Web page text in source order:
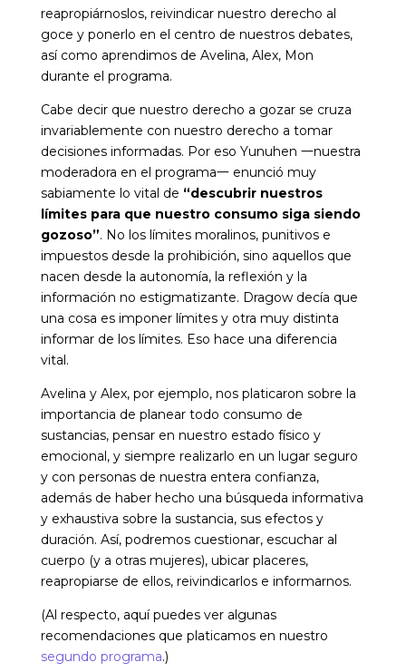
reapropiárnoslos, reivindicar nuestro derecho al
goce y ponerlo en el centro de nuestros debates,
así como aprendimos de Avelina, Alex, Mon
durante el programa.
Cabe decir que nuestro derecho a gozar se cruza
invariablemente con nuestro derecho a tomar
decisiones informadas. Por eso Yunuhen 一nuestra
moderadora en el programa一 enunció muy
sabiamente lo vital de “descubrir nuestros
límites para que nuestro consumo siga siendo
gozoso”. No los límites moralinos, punitivos e
impuestos desde la prohibición, sino aquellos que
nacen desde la autonomía, la reflexión y la
información no estigmatizante. Dragow decía que
una cosa es imponer límites y otra muy distinta
informar de los límites. Eso hace una diferencia
vital.
Avelina y Alex, por ejemplo, nos platicaron sobre la
importancia de planear todo consumo de
sustancias, pensar en nuestro estado físico y
emocional, y siempre realizarlo en un lugar seguro
y con personas de nuestra entera confianza,
además de haber hecho una búsqueda informativa
y exhaustiva sobre la sustancia, sus efectos y
duración. Así, podremos cuestionar, escuchar al
cuerpo (y a otras mujeres), ubicar placeres,
reapropiarse de ellos, reivindicarlos e informarnos.
(Al respecto, aquí puedes ver algunas
recomendaciones que platicamos en nuestro
segundo programa.)